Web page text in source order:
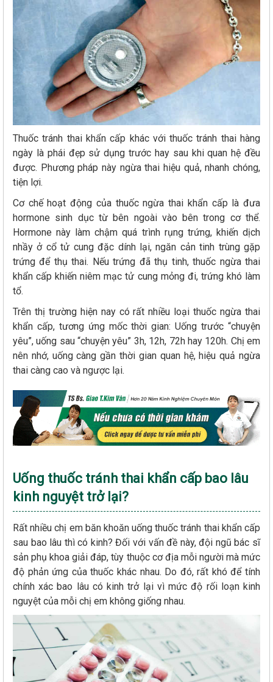
Thuốc tránh thai khẩn cấp khác với thuốc tránh thai hàng
ngày là phái đẹp sử dụng trước hay sau khi quan hệ đều
được. Phương pháp này ngừa thai hiệu quả, nhanh chóng,
tiện lợi.
Cơ chế hoạt động của thuốc ngừa thai khẩn cấp là đưa
hormone sinh dục từ bên ngoài vào bên trong cơ thể.
Hormone này làm chậm quá trình rụng trứng, khiến dịch
nhầy ở cổ tử cung đặc dính lại, ngăn cản tinh trùng gặp
trứng để thụ thai. Nếu trứng đã thụ tinh, thuốc ngừa thai
khẩn cấp khiến niêm mạc tử cung mỏng đi, trứng khó làm
tổ.
Trên thị trường hiện nay có rất nhiều loại thuốc ngừa thai
khẩn cấp, tương ứng mốc thời gian: Uống trước “chuyện
yêu”, uống sau “chuyện yêu” 3h, 12h, 72h hay 120h. Chị em
nên nhớ, uống càng gần thời gian quan hệ, hiệu quả ngừa
thai càng cao và ngược lại.
Uống thuốc tránh thai khẩn cấp bao lâu
kinh nguyệt trở lại?
Rất nhiều chị em băn khoăn uống thuốc tránh thai khẩn cấp
sau bao lâu thì có kinh? Đối với vấn đề này, đội ngũ bác sĩ
sản phụ khoa giải đáp, tùy thuộc cơ địa mỗi người mà mức
độ phản ứng của thuốc khác nhau. Do đó, rất khó để tính
chính xác bao lâu có kinh trở lại vì mức độ rối loạn kinh
nguyệt của mỗi chị em không giống nhau.